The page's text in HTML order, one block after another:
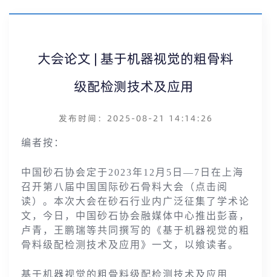
大会论文 | 基于机器视觉的粗骨料
级配检测技术及应用
发布时间：2025-08-21 14:14:26
编者按：
中国砂石协会定于2023年12月5日—7日在上海
召开第八届中国国际砂石骨料大会（点击阅
读）。本次大会在砂石行业内广泛征集了学术论
文，今日，中国砂石协会融媒体中心推出彭喜，
卢青，王鹏瑞等共同撰写的《基于机器视觉的粗
骨料级配检测技术及应用》一文，以飨读者。
基于机器视觉的粗骨料级配检测技术及应用